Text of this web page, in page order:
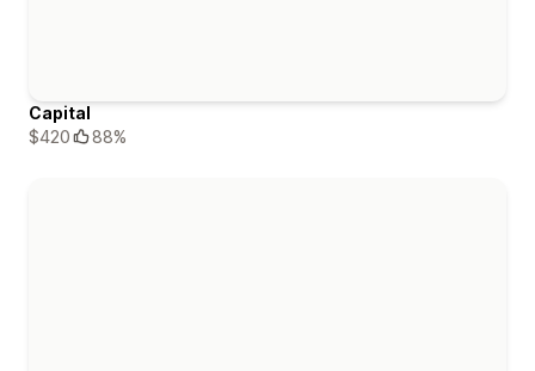
Capital
$420
88%